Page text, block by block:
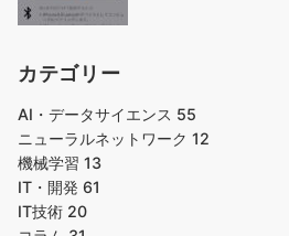
カテゴリー
AI・データサイエンス 55
ニューラルネットワーク 12
機械学習 13
IT・開発 61
IT技術 20